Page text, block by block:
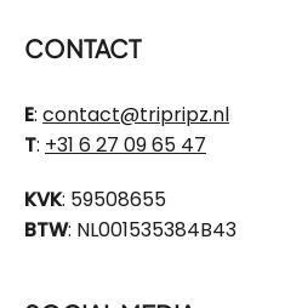
CONTACT
E: contact@tripripz.nl
T: +31 6 27 09 65 47
KVK: 59508655
BTW: NL001535384B43